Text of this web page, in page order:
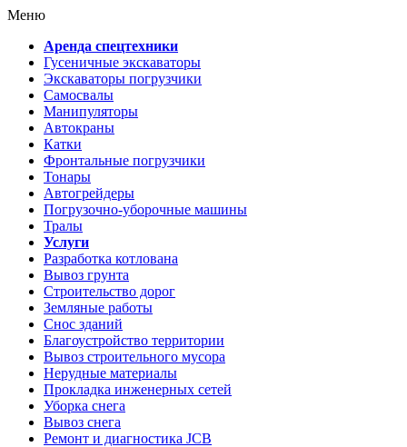
Меню
Аренда спецтехники
Гусеничные экскаваторы
Экскаваторы погрузчики
Самосвалы
Манипуляторы
Автокраны
Катки
Фронтальные погрузчики
Тонары
Автогрейдеры
Погрузочно-уборочные машины
Тралы
Услуги
Разработка котлована
Вывоз грунта
Строительство дорог
Земляные работы
Снос зданий
Благоустройство территории
Вывоз строительного мусора
Нерудные материалы
Прокладка инженерных сетей
Уборка снега
Вывоз снега
Ремонт и диагностика JCB